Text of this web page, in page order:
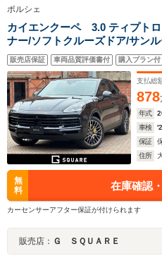
ポルシェ
カイエンクーペ 3.0 ティプト
ナー/ソフトクルーズドア/サン
ドライト/純正21インチRSホイ
プ(シルバー/全席シートヒータ
ス/デジタルインナーミラー/純正
販売店保証 車両品質評価書付 購入プラン付
支払総
878
年式
車検
保証
住所
無
料
在庫確認
カーセンサーアフター保証が付けられます
販売店： Ｇ ＳＱＵＡＲＥ